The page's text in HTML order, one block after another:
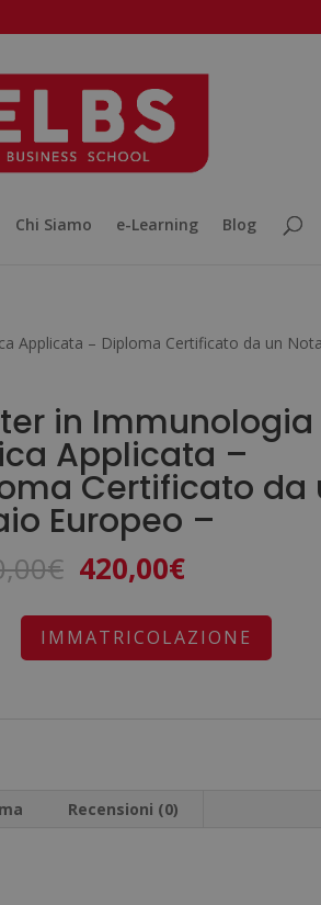
Chi Siamo e-Learning Blog
Applicata – Diploma Certificato da un
in Immunologia
Applicata –
Certificato da
Europeo –
€ Il
originale
era:
420,00€Il
attuale
è:
IMMATRICOLAZIONE
Recensioni (0)